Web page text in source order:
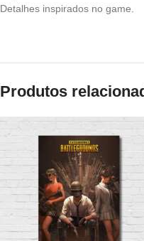
Detalhes inspirados no game.
Produtos